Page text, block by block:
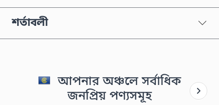
শর্তাবলী
আপনার অঞ্চলে সর্বাধিক
জনপ্রিয় পণ্যসমূহ